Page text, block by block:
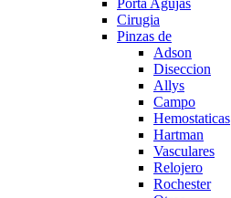
Porta Agujas
Cirugia
Pinzas de
Adson
Diseccion
Allys
Campo
Hemostaticas
Hartman
Vasculares
Relojero
Rochester